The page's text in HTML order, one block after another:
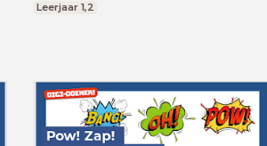
Leerjaar 1,2